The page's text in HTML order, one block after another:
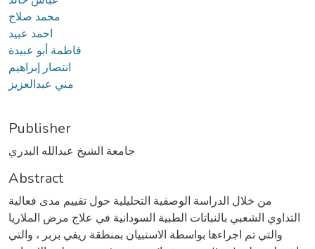
محمد صلاح
احمد عبيد
فاطمة أبو عبيدة
انتصار إبراهيم
مني عبدالعزيز
Publisher
جامعة الشيخ عبدالله البدري
Abstract
من خلال الدراسة الوصفية التحليلية حول تقييم مدى فعالية
التداوي الشعبي بالنباتات الطبية السودانية في علاج مرض الملاريا
والتي تم اجراءها بواسطة الاستبيان بمنطقة ريفي بربر ، والتي